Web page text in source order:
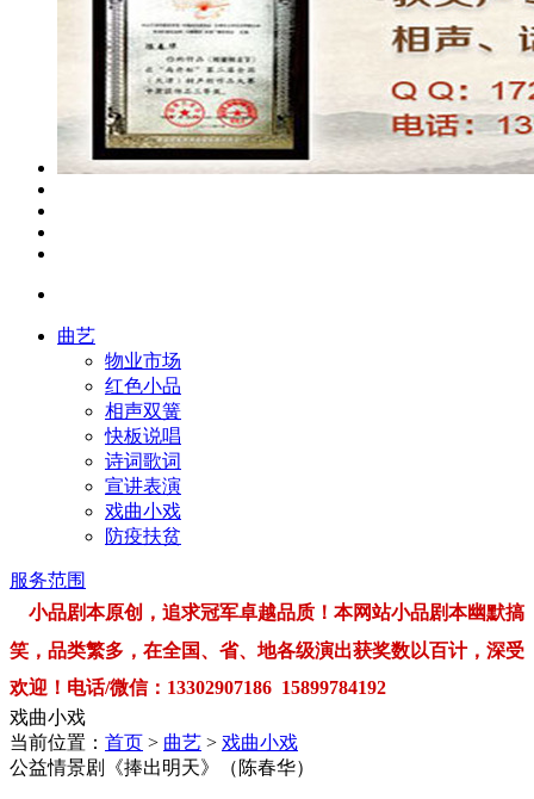
曲艺
物业市场
红色小品
相声双簧
快板说唱
诗词歌词
宣讲表演
戏曲小戏
防疫扶贫
服务范围
小品剧本原创，追求冠军卓越品质！本网站小品剧本幽默搞
笑，品类繁多，在全国、省、地各级演出获奖数以百计，深受
欢迎！电话/微信：13302907186 15899784192
戏曲小戏
当前位置： 首页 > 曲艺 > 戏曲小戏
公益情景剧《捧出明天》（陈春华）